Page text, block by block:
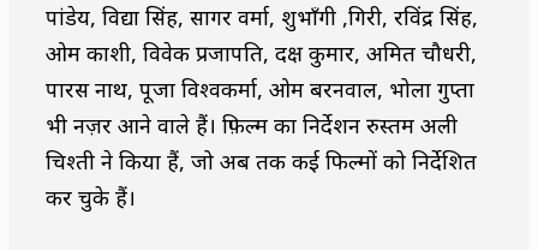
पांडेय, विद्या सिंह, सागर वर्मा, शुभाँगी ,गिरी, रविंद्र सिंह,
ओम काशी, विवेक प्रजापति, दक्ष कुमार, अमित चौधरी,
पारस नाथ, पूजा विश्वकर्मा, ओम बरनवाल, भोला गुप्ता
भी नज़र आने वाले हैं। फ़िल्म का निर्देशन रुस्तम अली
चिश्ती ने किया हैं, जो अब तक कई फिल्मों को निर्देशित
कर चुके हैं।